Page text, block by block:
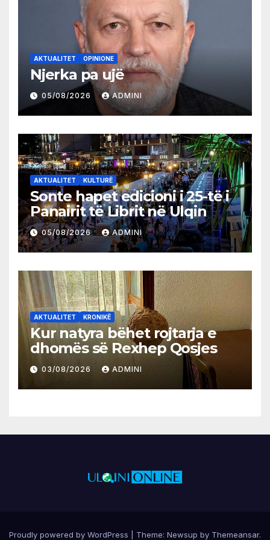
AKTUALITET OPINIONE
Njerka pa ujë
05/08/2026 ADMINI
AKTUALITET KULTURË
Sonte hapet edicioni i 25-të i
Panairit të Librit në Ulqin
05/08/2026 ADMINI
AKTUALITET KRONIKË
Kur natyra bëhet rojtarja e
dhomës së Rexhep Qosjes
03/08/2026 ADMINI
Proudly powered by WordPress Theme: Newsup by Themeansar.